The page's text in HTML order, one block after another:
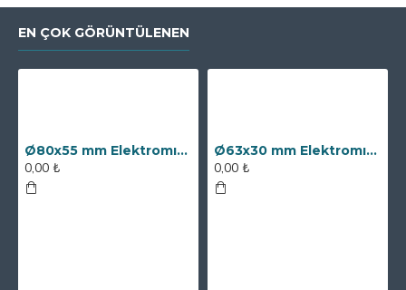
EN ÇOK GÖRÜNTÜLENEN
Ø80x55 mm Elektromıknatıs - 250 kg Çekim Gücü
0,00 ₺
Ø63x30 mm Elektromıknatıs - 100 kg Çekim Gücü
0,00 ₺